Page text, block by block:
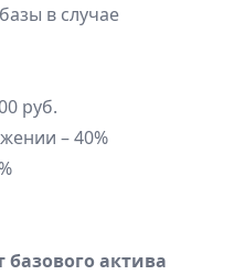
в случае
руб.
– 40%
базового актива